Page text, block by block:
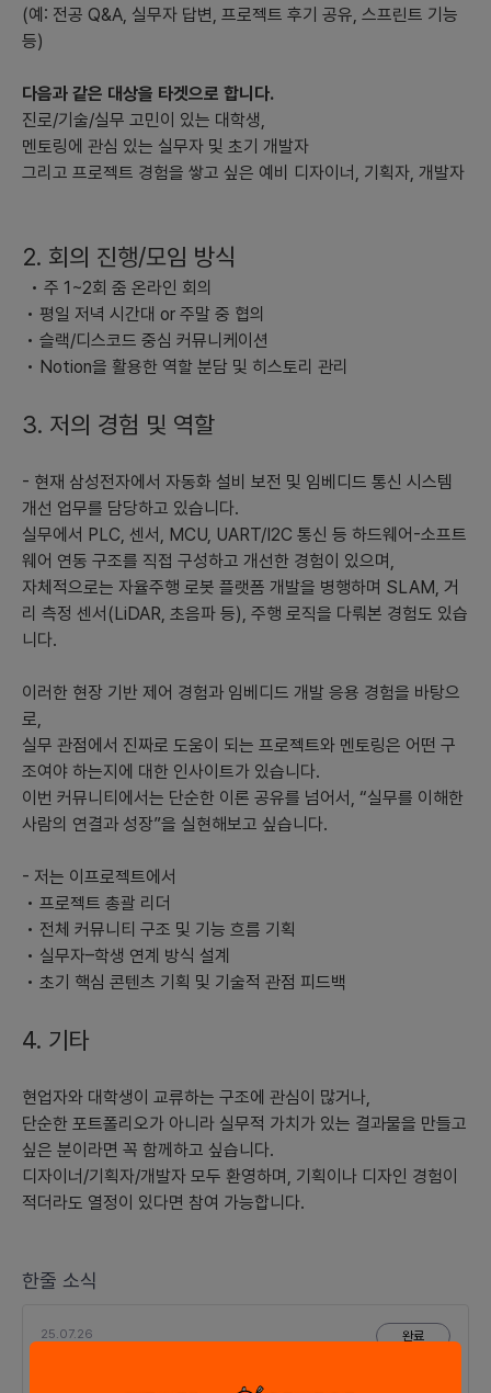
- **예상 경쟁업체:** 비슷한 서비스를 제공하는 LinkedIn, 코딩
3) **시장에서 경쟁력을 가지기위한 차별화 기능이나 전략:**
- **맞춤형 실무자 매칭 시스템:** 높은 정도의 개인화된 학습 경험
을 제공하여 사용자의 목표에 가장 잘 맞는 실무자와 연결해 줍니
- **실시간 프로젝트 협업 기능:** 대학생과 실무자가 함께 프로젝
트를 진행할 수 있도록 하여 경험의 질을 높이는 기능을 개발합니
다.
- **전문 분야별 포트폴리오 피드백 루프:** 학생들이 실무에 직접
적으로 활용할 수 있는 피드백을 받을 수 있게 함으로써 실질적인
자가 언제 어디서든 사용할 수 있도록 합니다. 모바일 앱이 가지고
있는 높은 참여율과 사용 빈도는 초기 사용자를 끌어들이는 중요한
요인입니다.
- **PC 웹:** 커뮤니티적인 요소와 학습 자료를 장시간 소비하는
데 적합한 플랫폼으로 콘텐츠를 이해하고 활용하는 데 유리합니다.
- **파트너십 구축 및 대학과의 제휴:** 대학 학생을 직접 대상으로
삼으며 대학과의 협력을 통해 손쉽게 사용자 기반을 확보할 수 있습
니다.
초기 인플루언서를 확보하여 사용자 참여를 유도합니다.
- **무료 체험 및 학생 할인 프로그램:** 초기에 학생들에게 무료
또는 할인된 가격으로 서비스를 제공하여 플랫폼 사용을 촉진합니
다.
강화하여 전문 분야 커뮤니티 형성을 촉진합니다.
- **글로벌 진출 계획:** 언어 지원과 다문화 커뮤니티 관리 시스템
을 개발하여 다양한 국가로 서비스를 확장합니다.
- **데이터 기반 피드백 및 개선:** 사용자와 멘토의 데이터를 분석
(예: 전공 Q&A, 실무자 답변, 프로젝트 후기 공유, 스프린트 기능
등)
다음과 같은 대상을 타겟으로 합니다.
진로/기술/실무 고민이 있는 대학생,
멘토링에 관심 있는 실무자 및 초기 개발자
그리고 프로젝트 경험을 쌓고 싶은 예비 디자이너, 기획자, 개발자
2. 회의 진행/모임 방식
• 주 1~2회 줌 온라인 회의
• 평일 저녁 시간대 or 주말 중 협의
• 슬랙/디스코드 중심 커뮤니케이션
• Notion을 활용한 역할 분담 및 히스토리 관리
3. 저의 경험 및 역할
- 현재 삼성전자에서 자동화 설비 보전 및 임베디드 통신 시스템
개선 업무를 담당하고 있습니다.
실무에서 PLC, 센서, MCU, UART/I2C 통신 등 하드웨어-소프트
웨어 연동 구조를 직접 구성하고 개선한 경험이 있으며,
자체적으로는 자율주행 로봇 플랫폼 개발을 병행하며 SLAM, 거
리 측정 센서(LiDAR, 초음파 등), 주행 로직을 다뤄본 경험도 있습
니다.
이러한 현장 기반 제어 경험과 임베디드 개발 응용 경험을 바탕으
로,
실무 관점에서 진짜로 도움이 되는 프로젝트와 멘토링은 어떤 구
조여야 하는지에 대한 인사이트가 있습니다.
이번 커뮤니티에서는 단순한 이론 공유를 넘어서, “실무를 이해한
사람의 연결과 성장”을 실현해보고 싶습니다.
- 저는 이프로젝트에서
• 프로젝트 총괄 리더
• 전체 커뮤니티 구조 및 기능 흐름 기획
• 실무자–학생 연계 방식 설계
• 초기 핵심 콘텐츠 기획 및 기술적 관점 피드백
4. 기타
현업자와 대학생이 교류하는 구조에 관심이 많거나,
단순한 포트폴리오가 아니라 실무적 가치가 있는 결과물을 만들고
싶은 분이라면 꼭 함께하고 싶습니다.
디자이너/기획자/개발자 모두 환영하며, 기획이나 디자인 경험이
적더라도 열정이 있다면 참여 가능합니다.
한줄 소식
완료
25.07.26